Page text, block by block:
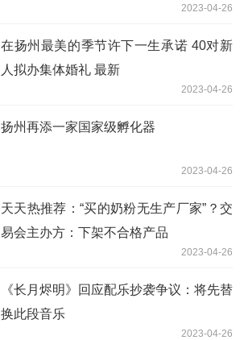
2023-04-26
在扬州最美的季节许下一生承诺 40对新
人拟办集体婚礼 最新
2023-04-26
扬州再添一家国家级孵化器
2023-04-26
天天热推荐：“买的奶粉无生产厂家”？交
易会主办方：下架不合格产品
2023-04-26
《长月烬明》回应配乐抄袭争议：将先替
换此段音乐
2023-04-26